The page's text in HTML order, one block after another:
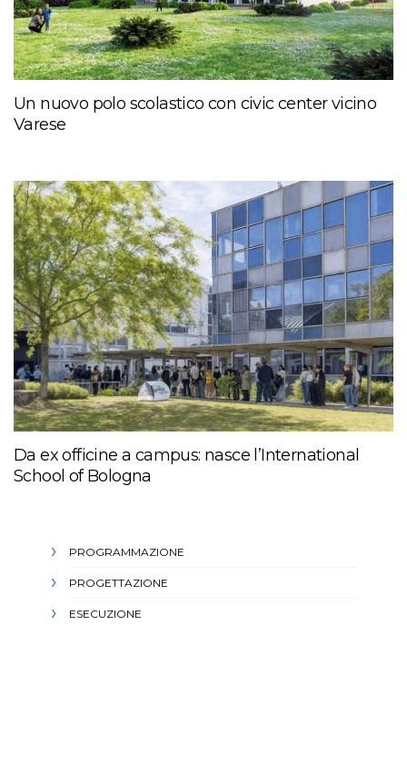
Un nuovo polo scolastico con civic center vicino
Varese
Da ex officine a campus: nasce l’International
School of Bologna
PROGRAMMAZIONE
PROGETTAZIONE
ESECUZIONE